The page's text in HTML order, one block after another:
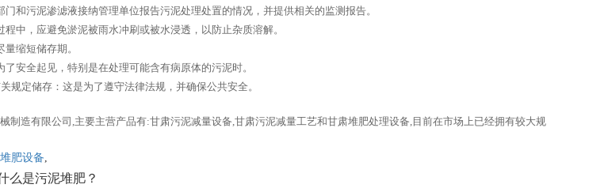
和污泥渗滤液接纳管理单位报告污泥处理处置的情况，并提供相关的监测报告。
中，应避免淤泥被雨水冲刷或被水浸透，以防止杂质溶解。
缩短储存期。
安全起见，特别是在处理可能含有病原体的污泥时。
规定储存：这是为了遵守法律法规，并确保公共安全。
制造有限公司,主要主营产品有:甘肃污泥减量设备,甘肃污泥减量工艺和甘肃堆肥处理设备,目前在市场上已经拥有较大规
肥设备,
么是污泥堆肥？